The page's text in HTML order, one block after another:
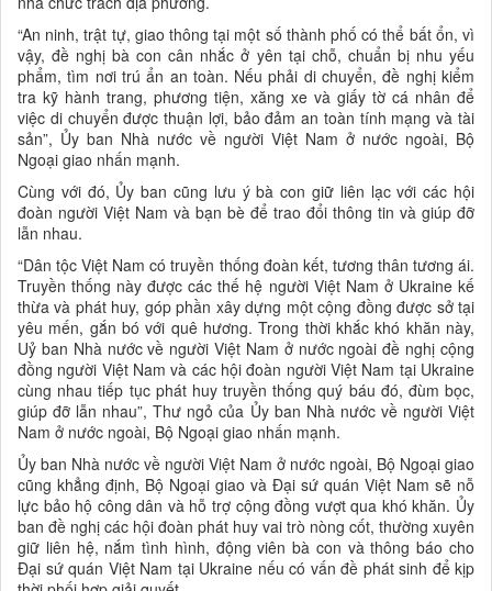
“An ninh, trật tự, giao thông tại một số thành phố có thể bất ổn, vì
vậy, đề nghị bà con cân nhắc ở yên tại chỗ, chuẩn bị nhu yếu
phẩm, tìm nơi trú ẩn an toàn. Nếu phải di chuyển, đề nghị kiểm
tra kỹ hành trang, phương tiện, xăng xe và giấy tờ cá nhân để
việc di chuyển được thuận lợi, bảo đảm an toàn tính mạng và tài
sản”, Ủy ban Nhà nước về người Việt Nam ở nước ngoài, Bộ
Ngoại giao nhấn mạnh.
Cùng với đó, Ủy ban cũng lưu ý bà con giữ liên lạc với các hội
đoàn người Việt Nam và bạn bè để trao đổi thông tin và giúp đỡ
lẫn nhau.
“Dân tộc Việt Nam có truyền thống đoàn kết, tương thân tương ái.
Truyền thống này được các thế hệ người Việt Nam ở Ukraine kế
thừa và phát huy, góp phần xây dựng một cộng đồng được sở tại
yêu mến, gắn bó với quê hương. Trong thời khắc khó khăn này,
Uỷ ban Nhà nước về người Việt Nam ở nước ngoài đề nghị cộng
đồng người Việt Nam và các hội đoàn người Việt Nam tại Ukraine
cùng nhau tiếp tục phát huy truyền thống quý báu đó, đùm bọc,
giúp đỡ lẫn nhau”, Thư ngỏ của Ủy ban Nhà nước về người Việt
Nam ở nước ngoài, Bộ Ngoại giao nhấn mạnh.
Ủy ban Nhà nước về người Việt Nam ở nước ngoài, Bộ Ngoại giao
cũng khẳng định, Bộ Ngoại giao và Đại sứ quán Việt Nam sẽ nỗ
lực bảo hộ công dân và hỗ trợ cộng đồng vượt qua khó khăn. Ủy
ban đề nghị các hội đoàn phát huy vai trò nòng cốt, thường xuyên
giữ liên hệ, nắm tình hình, động viên bà con và thông báo cho
Đại sứ quán Việt Nam tại Ukraine nếu có vấn đề phát sinh để kịp